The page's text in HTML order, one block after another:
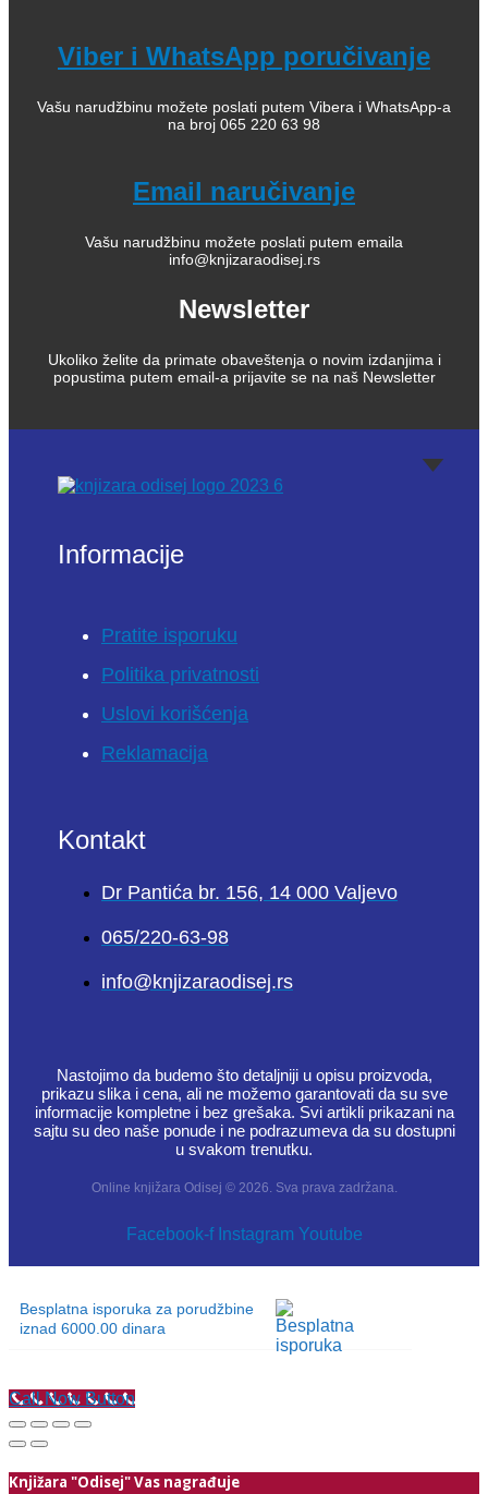
Viber i WhatsApp poručivanje
Vašu narudžbinu možete poslati putem Vibera i WhatsApp-a
na broj 065 220 63 98
Email naručivanje
Vašu narudžbinu možete poslati putem emaila
info@knjizaraodisej.rs
Newsletter
Ukoliko želite da primate obaveštenja o novim izdanjima i
popustima putem email-a prijavite se na naš Newsletter
Informacije
Pratite isporuku
Politika privatnosti
Uslovi korišćenja
Reklamacija
Kontakt
Dr Pantića br. 156, 14 000 Valjevo
065/220-63-98
info@knjizaraodisej.rs
Nastojimo da budemo što detaljniji u opisu proizvoda,
prikazu slika i cena, ali ne možemo garantovati da su sve
informacije kompletne i bez grešaka. Svi artikli prikazani na
sajtu su deo naše ponude i ne podrazumeva da su dostupni
u svakom trenutku.
Online knjižara Odisej © 2026. Sva prava zadržana.
Facebook-f Instagram Youtube
Besplatna isporuka za porudžbine
iznad 6000.00 dinara
Call Now Button
Knjižara "Odisej" Vas nagrađuje